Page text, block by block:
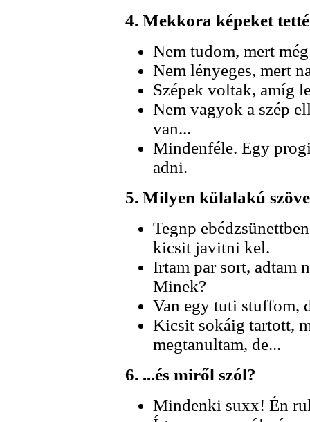
4. Mekkora képeket
Nem tudom, mert
Nem lényeges, mert
Szépek voltak, amíg
Nem vagyok a szép
van...
Mindenféle. Egy
adni.
5. Milyen külalakú
Tegnp
kicsit javitni kel.
Irtam par sort, adtam
Minek?
Van egy tuti stuffom,
Kicsit sokáig tartott,
megtanultam, de...
6. ...és miről szól?
Mindenki suxx! Én